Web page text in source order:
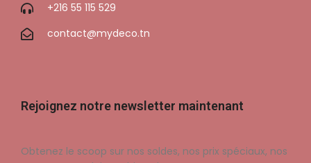
+216 55 115 529
contact@mydeco.tn
Rejoignez notre newsletter maintenant
Obtenez le scoop sur nos soldes, nos prix spéciaux, nos